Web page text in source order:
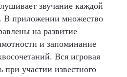
звучание каждой
В приложении множество
на развитие
и запоминание
Вся игровая
при участии известного